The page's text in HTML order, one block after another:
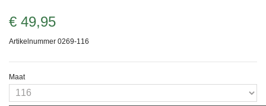
€ 49,95
Artikelnummer 0269-116
Maat